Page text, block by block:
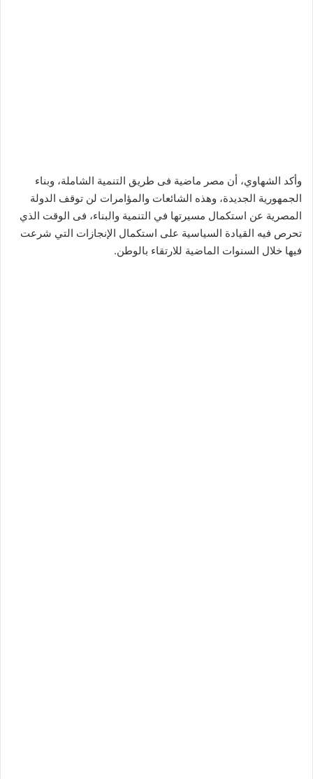
وأكد الشهاوي، أن مصر ماضية فى طريق التنمية الشاملة، وبناء
الجمهورية الجديدة، وهذه الشائعات والمؤامرات لن توقف الدولة
المصرية عن استكمال مسيرتها في التنمية والبناء، فى الوقت الذي
تحرص فيه القيادة السياسية على استكمال الإنجازات التي شرعت
فيها خلال السنوات الماضية للارتقاء بالوطن.